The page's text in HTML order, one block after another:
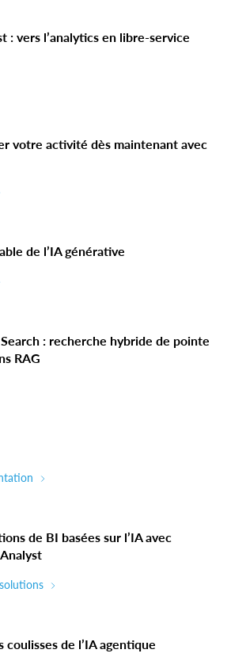
: vers l’analytics en libre-service
votre activité dès maintenant avec
de l’IA générative
: recherche hybride de pointe
RAG
de BI basées sur l’IA avec
coulisses de l’IA agentique